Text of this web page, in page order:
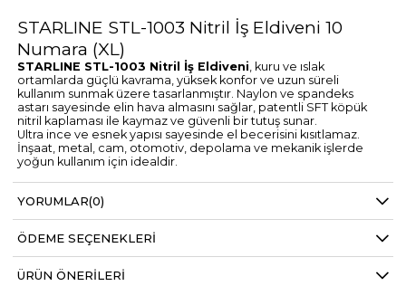
STARLINE STL-1003 Nitril İş Eldiveni 10
Numara (XL)
STARLINE STL-1003 Nitril İş Eldiveni , kuru ve ıslak
ortamlarda güçlü kavrama, yüksek konfor ve uzun süreli
kullanım sunmak üzere tasarlanmıştır. Naylon ve spandeks
astarı sayesinde elin hava almasını sağlar, patentli SFT köpük
nitril kaplaması ile kaymaz ve güvenli bir tutuş sunar.
Ultra ince ve esnek yapısı sayesinde el becerisini kısıtlamaz.
İnşaat, metal, cam, otomotiv, depolama ve mekanik işlerde
yoğun kullanım için idealdir.
Nefes alabilen 15-G naylon + spandeks astar
Patentli SFT köpük nitril kaplama
Hassas işler için ince ve esnek yapı
Uzun süreli çalışmalarda konforlu kullanım
Kullanım Alanları
Ağaç ve ahşap ürünleri imalatı
YORUMLAR(0)
ÖDEME SEÇENEKLERI
ÜRÜN ÖNERILERI